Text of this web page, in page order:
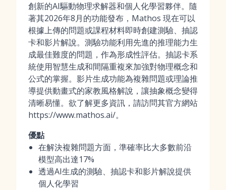
創新的AI驅動物理求解器和個人化學習夥伴。隨
著其2026年8月的功能發布，Mathos 現在可以
根據上傳的問題或課程材料即時創建測驗、抽認
卡和影片解說。測驗功能利用先進的推理能力生
成最佳難度的問題，作為形成性評估。抽認卡系
統使用智慧生成和間隔重複來加強對物理概念和
公式的掌握。影片生成功能為複雜問題或理論推
導提供動畫式的家教風格解說，讓抽象概念變得
清晰易懂。欲了解更多資訊，請訪問其官方網站
https://www.mathos.ai/。
優點
在解決複雜問題方面，準確率比大多數前沿
模型高出達17%
透過AI生成的測驗、抽認卡和影片解說提供
個人化學習